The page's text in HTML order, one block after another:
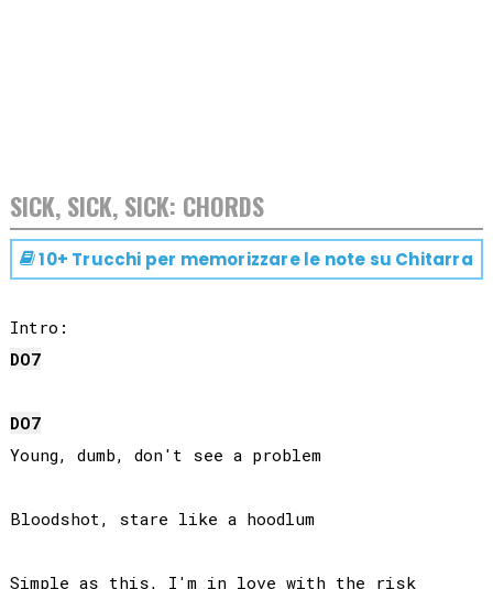
SICK, SICK, SICK: CHORDS
10+ Trucchi per memorizzare le note su Chitarra
DO7
DO7
Young, dumb, don't see a problem
Bloodshot, stare like a hoodlum
Simple as this, I'm in love with the risk